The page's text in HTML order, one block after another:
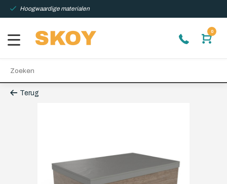
Hoogwaardige materialen
0
Terug